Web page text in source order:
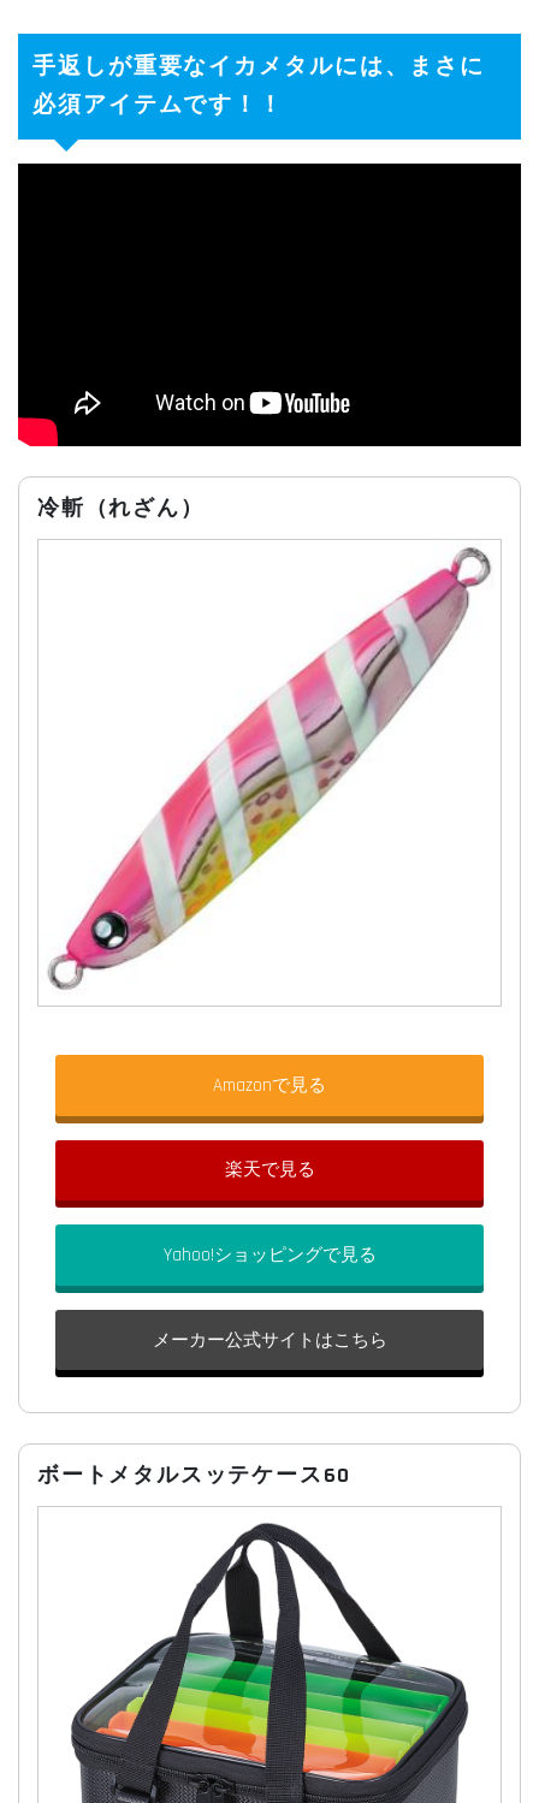
手返しが重要なイカメタルには、まさに
必須アイテムです！！
冷斬（れざん）
Amazonで見る
楽天で見る
Yahoo!ショッピングで見る
メーカー公式サイトはこちら
ボートメタルスッテケース60